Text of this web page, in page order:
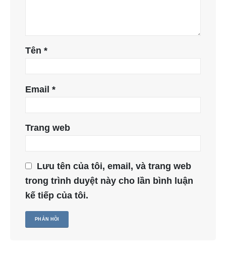
Tên *
Email *
Trang web
Lưu tên của tôi, email, và trang web
trong trình duyệt này cho lần bình luận
kế tiếp của tôi.